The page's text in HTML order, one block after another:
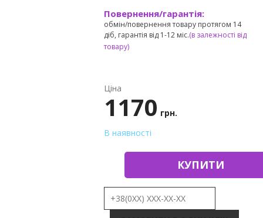
Повернення/гарантія:
обмін/повернення товару протягом 14
діб, гарантія від 1-12 міс.(в залежності від
товару)
Ціна
1170 грн.
В наявності
КУПИТИ